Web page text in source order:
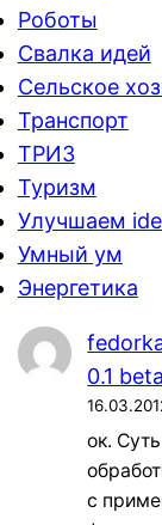
Роботы
Свалка идей
Сельское
Транспорт
ТРИЗ
Туризм
Улучшаем
Умный ум
Энергетика
0.1
ок.
с